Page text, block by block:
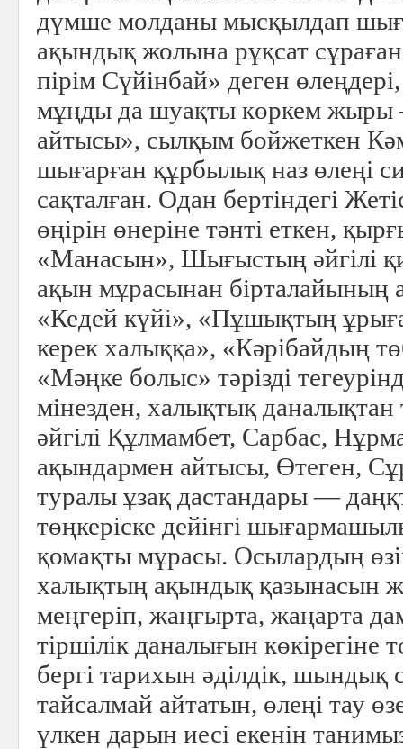
дүмше молданы мысқылдап
ақындық жолына рұқсат
пірім Сүйінбай» деген өлеңдері,
мұңды да шуақты көркем
айтысы», сылқым бойжеткен
шығарған құрбылық наз өлеңі
сақталған. Одан бертіндегі
өңірін өнеріне тәнті еткен,
«Манасын», Шығыстың әйгілі
ақын мұрасынан бірталайының
«Кедей күйі», «Пұшықтың
керек халыққа», «Кәрібайдың
«Мәңке болыс» тәрізді
мінезден, халықтық даналықтан
әйгілі Құлмамбет, Сарбас,
ақындармен айтысы, Өтеген,
туралы ұзақ дастандары —
төңкеріске дейінгі
қомақты мұрасы. Осылардың
халықтың ақындық қазынасын
меңгеріп, жаңғырта, жаңарта
тіршілік даналығын көкірегіне
бергі тарихын әділдік, шындық
тайсалмай айтатын, өлеңі тау
үлкен дарын иесі екенін